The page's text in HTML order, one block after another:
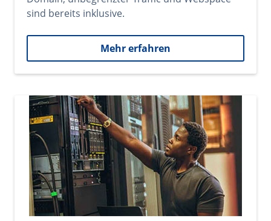
sind bereits inklusive.
Mehr erfahren